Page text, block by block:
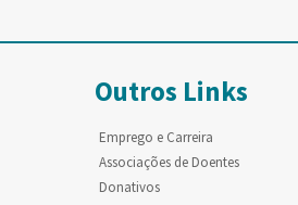
Outros Links
Emprego e Carreira
Associações de Doentes
Donativos